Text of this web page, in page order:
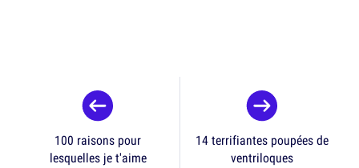
100 raisons pour
lesquelles je t'aime
14 terrifiantes poupées de
ventriloques